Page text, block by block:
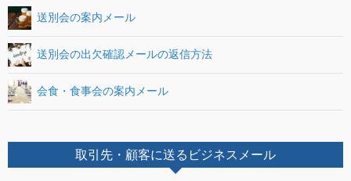
送別会の案内メール
送別会の出欠確認メールの返信方法
会食・食事会の案内メール
取引先・顧客に送るビジネスメール